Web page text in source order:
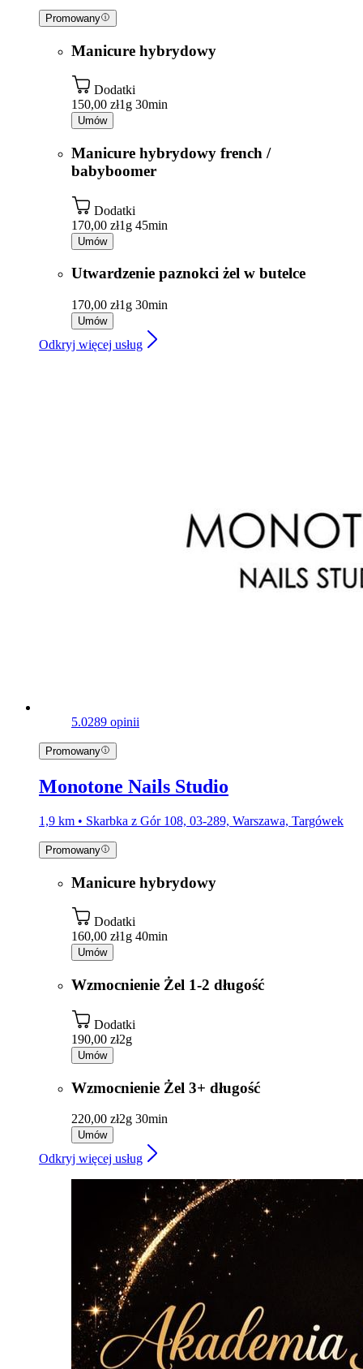
Promowany
Manicure hybrydowy
Dodatki
150,00 zł1g 30min
Umów
Manicure hybrydowy french /
babyboomer
Dodatki
170,00 zł1g 45min
Umów
Utwardzenie paznokci żel w butelce
170,00 zł1g 30min
Umów
Odkryj więcej usług
5.0289 opinii
Promowany
Monotone Nails Studio
1,9 km • Skarbka z Gór 108, 03-289, Warszawa, Targówek
Promowany
Manicure hybrydowy
Dodatki
160,00 zł1g 40min
Umów
Wzmocnienie Żel 1-2 długość
Dodatki
190,00 zł2g
Umów
Wzmocnienie Żel 3+ długość
220,00 zł2g 30min
Umów
Odkryj więcej usług